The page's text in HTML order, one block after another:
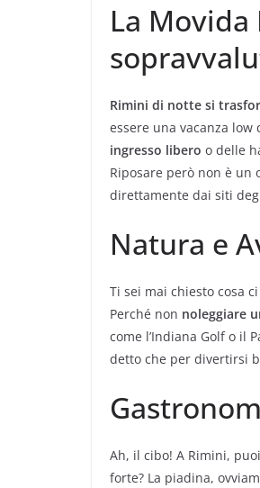
La
Rimini di notte si
essere una vacanza low
ingresso libero o delle
Riposare però non è un
direttamente dai siti
Natura e
Ti sei mai chiesto cosa
Perché non noleggiare
come l’Indiana Golf o il
detto che per divertirsi
Ah, il cibo! A Rimini, puoi
forte? La piadina,